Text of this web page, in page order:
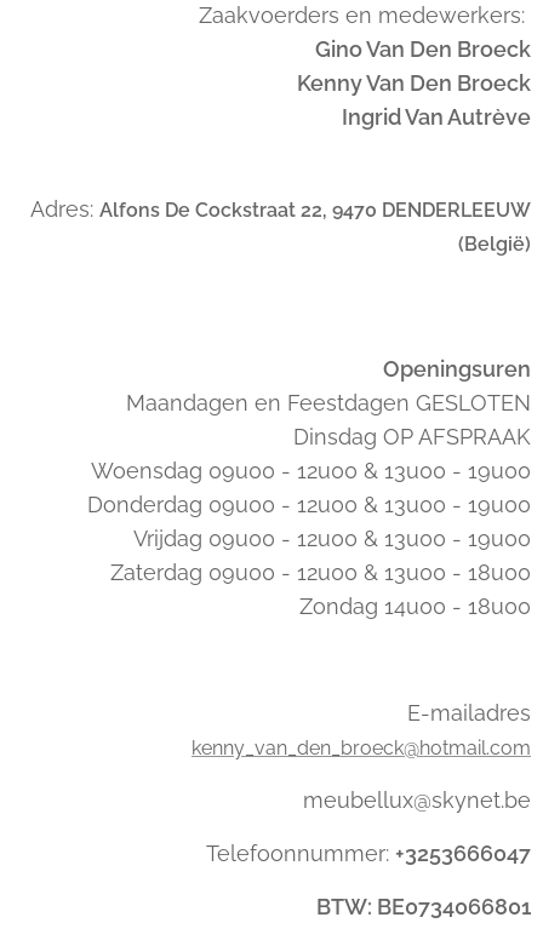
Zaakvoerders en medewerkers:
Gino Van Den Broeck
Kenny Van Den Broeck
Ingrid Van Autrève
Adres: Alfons De Cockstraat 22, 9470 DENDERLEEUW
(België)
Openingsuren
Maandagen en Feestdagen GESLOTEN
Dinsdag OP AFSPRAAK
Woensdag 09u00 - 12u00 & 13u00 - 19u00
Donderdag 09u00 - 12u00 & 13u00 - 19u00
Vrijdag 09u00 - 12u00 & 13u00 - 19u00
Zaterdag 09u00 - 12u00 & 13u00 - 18u00
Zondag 14u00 - 18u00
E-mailadres
kenny_van_den_broeck@hotmail.com
meubellux@skynet.be
Telefoonnummer: +3253666047
BTW: BE0734066801